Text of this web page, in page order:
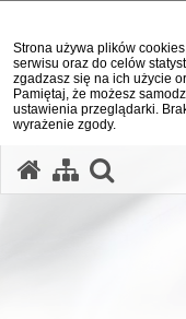
Strona używa plików
serwisu oraz do celów
zgadzasz się na ich użycie
Pamiętaj, że możesz
ustawienia przeglądarki.
wyrażenie zgody.